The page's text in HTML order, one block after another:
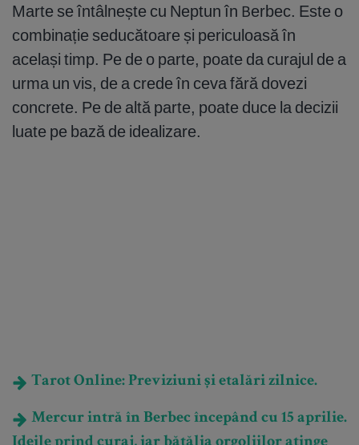
Marte se întâlnește cu Neptun în Berbec. Este o
combinație seducătoare și periculoasă în
același timp. Pe de o parte, poate da curajul de a
urma un vis, de a crede în ceva fără dovezi
concrete. Pe de altă parte, poate duce la decizii
luate pe bază de idealizare.
Tarot Online: Previziuni și etalări zilnice.
Mercur intră în Berbec începând cu 15 aprilie.